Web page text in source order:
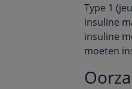
Type 1
insuline
insuline
moeten